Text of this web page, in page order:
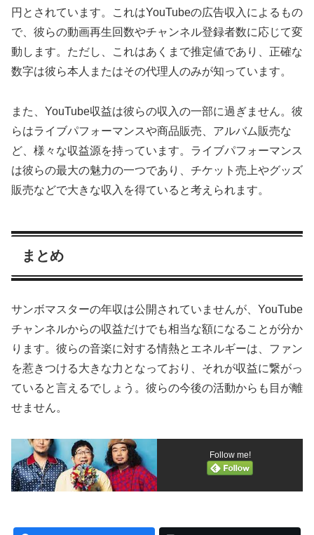
円とされています。これはYouTubeの広告収入によるもの
で、彼らの動画再生回数やチャンネル登録者数に応じて変
動します。ただし、これはあくまで推定値であり、正確な
数字は彼ら本人またはその代理人のみが知っています。
また、YouTube収益は彼らの収入の一部に過ぎません。彼
らはライブパフォーマンスや商品販売、アルバム販売な
ど、様々な収益源を持っています。ライブパフォーマンス
は彼らの最大の魅力の一つであり、チケット売上やグッズ
販売などで大きな収入を得ていると考えられます。
まとめ
サンボマスターの年収は公開されていませんが、YouTube
チャンネルからの収益だけでも相当な額になることが分か
ります。彼らの音楽に対する情熱とエネルギーは、ファン
を惹きつける大きな力となっており、それが収益に繋がっ
ていると言えるでしょう。彼らの今後の活動からも目が離
せません。
Follow me!